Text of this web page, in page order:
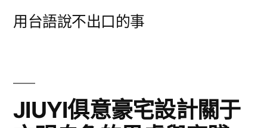
用台語說不出口的事
JIUYI俱意豪宅設計關于